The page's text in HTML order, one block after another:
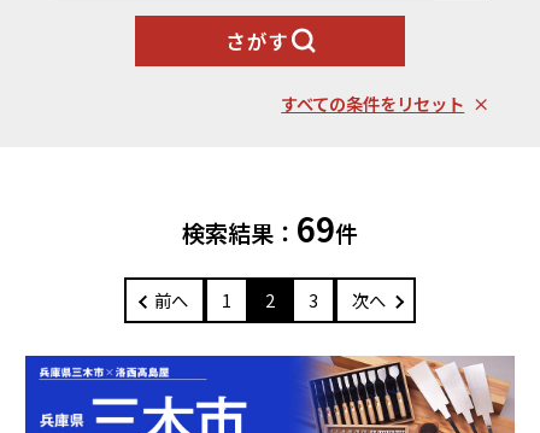
魚貝類
野菜類
卵（鶏、
お酒
菓子
調味料・油
旅行
チケット等
雑貨・日用品
美容
ファッション
工芸品・
装飾品
千歳市（北海道）
枝幸町（北海道）
蓬田村（青森県）花巻市（岩手県）
関東エリア
世田谷区（東京都）横浜市（神奈川県）
小田原市（神奈川県）
三浦市（神奈川県）
よくある質問とお問い合わせ
さがす
すべての条件をリセット
検索結果： 69件
前へ 1 2 3 次へ